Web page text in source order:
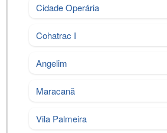
Cidade Operária
Cohatrac I
Angelim
Maracanã
Vila Palmeira